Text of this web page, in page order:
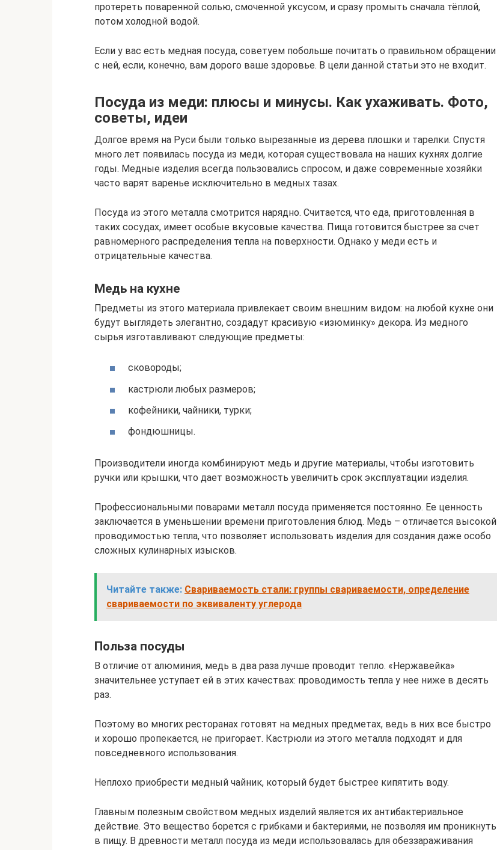
протереть поваренной солью, смоченной уксусом, и сразу промыть сначала тёплой,
потом холодной водой.
Если у вас есть медная посуда, советуем побольше почитать о правильном обращении
с ней, если, конечно, вам дорого ваше здоровье. В цели данной статьи это не входит.
Посуда из меди: плюсы и минусы. Как ухаживать. Фото,
советы, идеи
Долгое время на Руси были только вырезанные из дерева плошки и тарелки. Спустя
много лет появилась посуда из меди, которая существовала на наших кухнях долгие
годы. Медные изделия всегда пользовались спросом, и даже современные хозяйки
часто варят варенье исключительно в медных тазах.
Посуда из этого металла смотрится нарядно. Считается, что еда, приготовленная в
таких сосудах, имеет особые вкусовые качества. Пища готовится быстрее за счет
равномерного распределения тепла на поверхности. Однако у меди есть и
отрицательные качества.
Медь на кухне
Предметы из этого материала привлекает своим внешним видом: на любой кухне они
будут выглядеть элегантно, создадут красивую «изюминку» декора. Из медного
сырья изготавливают следующие предметы:
cковороды;
кастрюли любых размеров;
кофейники, чайники, турки;
фондюшницы.
Производители иногда комбинируют медь и другие материалы, чтобы изготовить
ручки или крышки, что дает возможность увеличить срок эксплуатации изделия.
Профессиональными поварами металл посуда применяется постоянно. Ее ценность
заключается в уменьшении времени приготовления блюд. Медь – отличается высокой
проводимостью тепла, что позволяет использовать изделия для создания даже особо
сложных кулинарных изысков.
Читайте также: Свариваемость стали: группы свариваемости, определение
свариваемости по эквиваленту углерода
Польза посуды
В отличие от алюминия, медь в два раза лучше проводит тепло. «Нержавейка»
значительнее уступает ей в этих качествах: проводимость тепла у нее ниже в десять
раз.
Поэтому во многих ресторанах готовят на медных предметах, ведь в них все быстро
и хорошо пропекается, не пригорает. Кастрюли из этого металла подходят и для
повседневного использования.
Неплохо приобрести медный чайник, который будет быстрее кипятить воду.
Главным полезным свойством медных изделий является их антибактериальное
действие. Это вещество борется с грибками и бактериями, не позволяя им проникнуть
в пищу. В древности металл посуда из меди использовалась для обеззараживания